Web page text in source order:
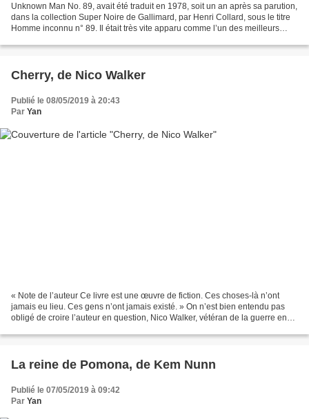
Unknown Man No. 89, avait été traduit en 1978, soit un an après sa parution,
dans la collection Super Noire de Gallimard, par Henri Collard, sous le titre
Homme inconnu n° 89. Il était très vite apparu comme l’un des meilleurs
Cherry, de Nico Walker
Publié le 08/05/2019 à 20:43
Par Yan
« Note de l’auteur Ce livre est une œuvre de fiction. Ces choses-là n’ont
jamais eu lieu. Ces gens n’ont jamais existé. » On n’est bien entendu pas
obligé de croire l’auteur en question, Nico Walker, vétéran de la guerre en
La reine de Pomona, de Kem Nunn
Publié le 07/05/2019 à 09:42
Par Yan